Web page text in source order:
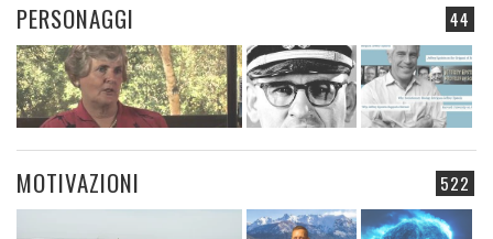
44
PERSONAGGI
522
MOTIVAZIONI